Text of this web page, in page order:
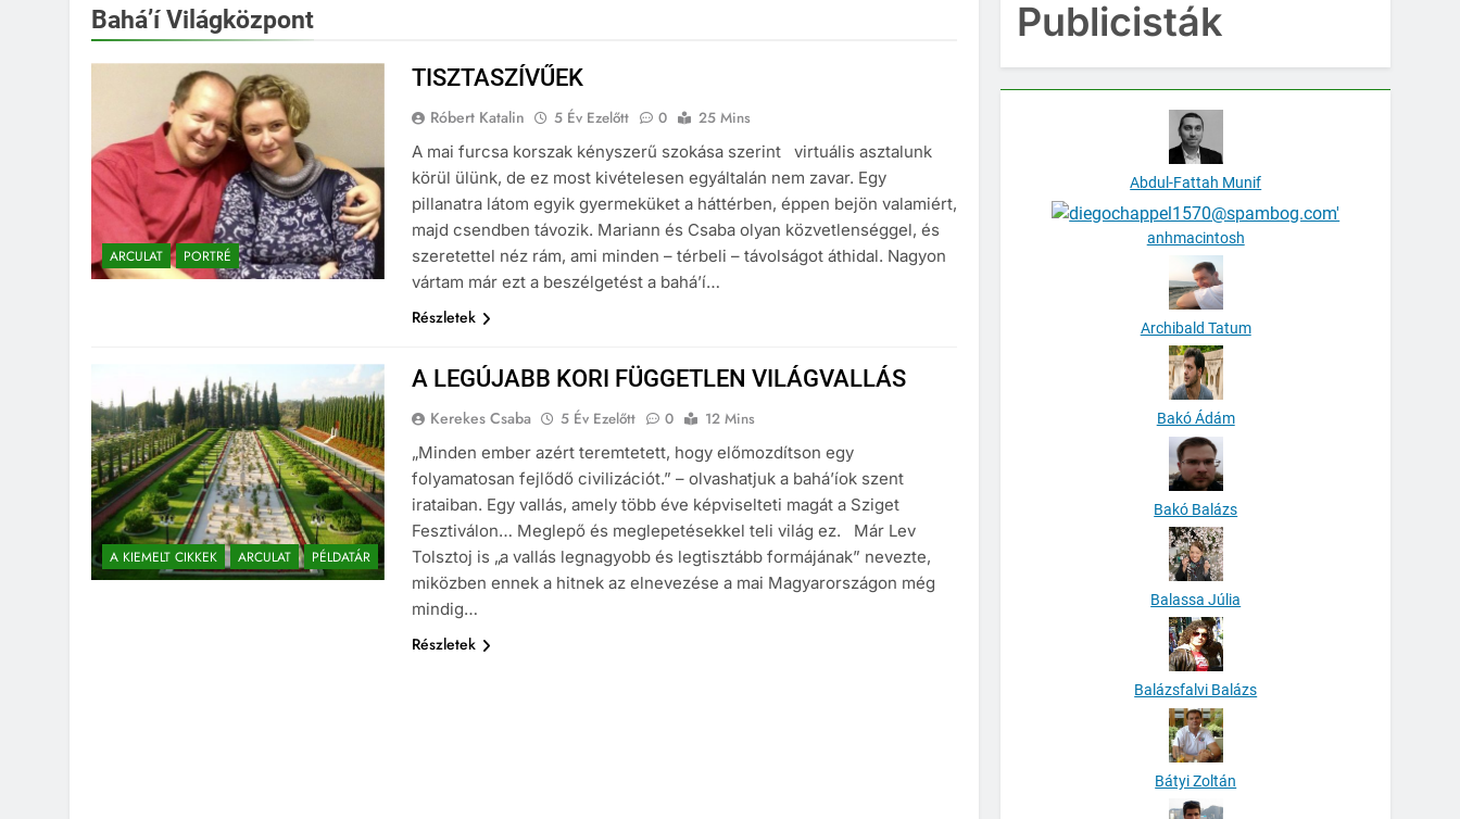
Bahá’í Világközpont
ARCULAT PORTRÉ
TISZTASZÍVŰEK
Róbert Katalin 5 Év Ezelőtt 0
25 Mins
A mai furcsa korszak kényszerű szokása szerint virtuális asztalunk
körül ülünk, de ez most kivételesen egyáltalán nem zavar. Egy
pillanatra látom egyik gyermeküket a háttérben, éppen bejön valamiért,
majd csendben távozik. Mariann és Csaba olyan közvetlenséggel, és
szeretettel néz rám, ami minden – térbeli – távolságot áthidal. Nagyon
vártam már ezt a beszélgetést a bahá’í…
Részletek
A KIEMELT CIKKEK ARCULAT PÉLDATÁR
A LEGÚJABB KORI FÜGGETLEN VILÁGVALLÁS
Kerekes Csaba 5 Év Ezelőtt 0
12 Mins
„Minden ember azért teremtetett, hogy előmozdítson egy
folyamatosan fejlődő civilizációt.” – olvashatjuk a bahá’íok szent
irataiban. Egy vallás, amely több éve képviselteti magát a Sziget
Fesztiválon… Meglepő és meglepetésekkel teli világ ez. Már Lev
Tolsztoj is „a vallás legnagyobb és legtisztább formájának” nevezte,
miközben ennek a hitnek az elnevezése a mai Magyarországon még
mindig…
Részletek
Publicisták
Abdul-Fattah Munif
anhmacintosh
Archibald Tatum
Bakó Ádám
Bakó Balázs
Balassa Júlia
Balázsfalvi Balázs
Bátyi Zoltán